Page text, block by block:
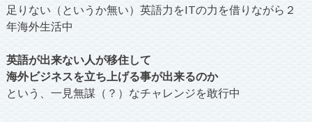
足りない（というか無い）英語力をITの力を借りながら２
年海外生活中
英語が出来ない人が移住して
海外ビジネスを立ち上げる事が出来るのか
という、一見無謀（？）なチャレンジを敢行中